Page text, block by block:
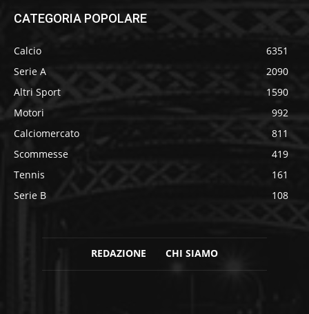
CATEGORIA POPOLARE
Calcio
6351
Serie A
2090
Altri Sport
1590
Motori
992
Calciomercato
811
Scommesse
419
Tennis
161
Serie B
108
REDAZIONE CHI SIAMO